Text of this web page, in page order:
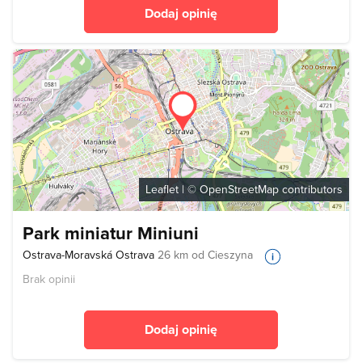
Dodaj opinię
Leaflet | © OpenStreetMap contributors
Park miniatur Miniuni
Ostrava-Moravská Ostrava 26 km od Cieszyna
Brak opinii
Dodaj opinię